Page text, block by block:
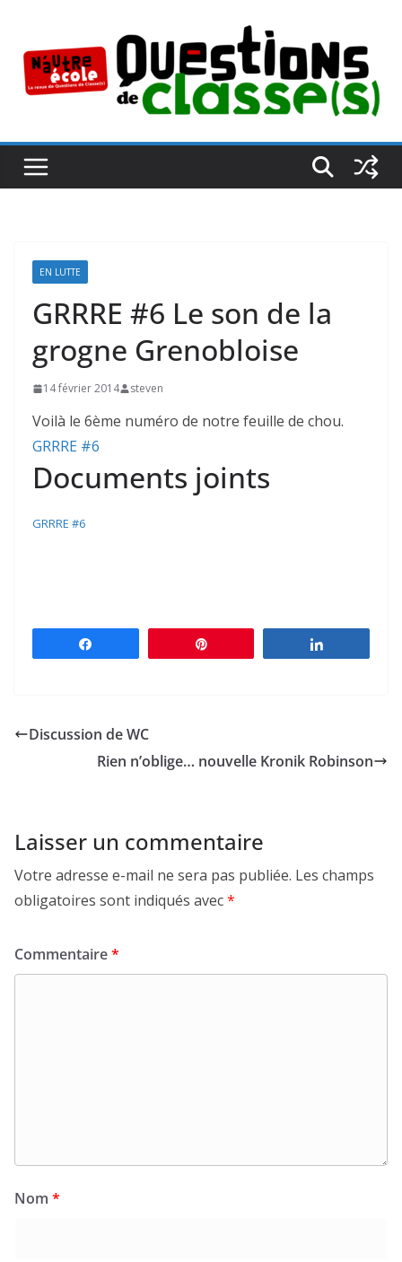
contenu
EN LUTTE
GRRRE #6 Le son de la
grogne Grenobloise
14 février 2014 steven
Voilà le 6ème numéro de notre feuille de chou.
GRRRE #6
Documents joints
GRRRE #6
Discussion de WC
Rien n’oblige… nouvelle Kronik Robinson
Laisser un commentaire
Votre adresse e-mail ne sera pas publiée. Les champs
obligatoires sont indiqués avec*
Commentaire*
Nom *